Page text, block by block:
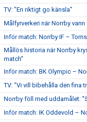
TV: "En riktigt go känsla"
Målfyrverkeri när Norrby
Inför match: Norrby IF –
Mållös historia när Norrby
match"
Inför match: BK Olympic –
TV: "Vi vill bibehålla den fina
Norrby föll med uddamålet:
Inför match: IK Oddevold –